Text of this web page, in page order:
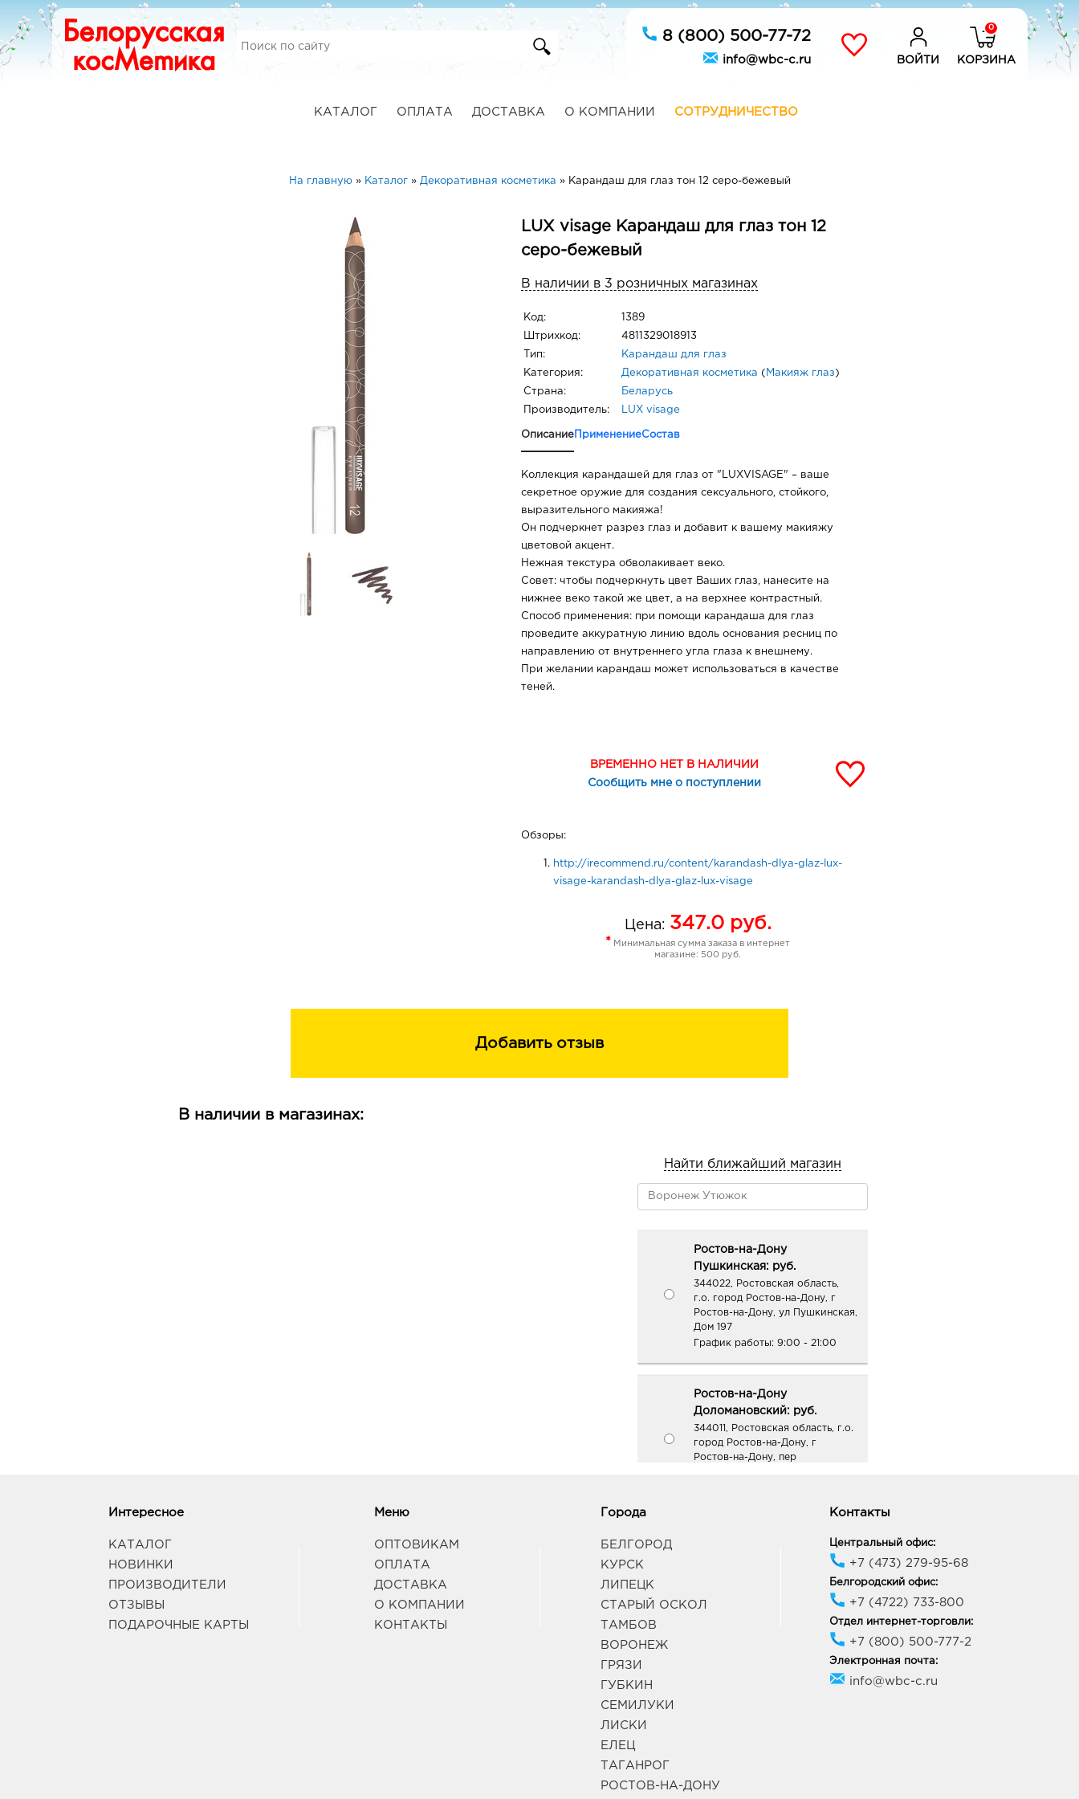
8 (800) 500-77-72
info@wbc-c.ru ВОЙТИ
0
КОРЗИНА
КАТАЛОГ ОПЛАТА ДОСТАВКА О КОМПАНИИ СОТРУДНИЧЕСТВО
На главную» Каталог» Декоративная косметика » Карандаш для глаз тон 12 серо-бежевый
LUX visage Карандаш для глаз тон 12
серо-бежевый
В наличии в 3 розничных магазинах
Код: 1389
Штрихкод: 4811329018913
Тип: Карандаш для глаз
Категория: Декоративная косметика ( Макияж глаз )
Страна: Беларусь
Производитель: LUX visage
Описание ПрименениеСостав
Коллекция карандашей для глаз от "LUXVISAGE" – ваше
секретное оружие для создания сексуального, стойкого,
выразительного макияжа!
Он подчеркнет разрез глаз и добавит к вашему макияжу
цветовой акцент.
Нежная текстура обволакивает веко.
Совет: чтобы подчеркнуть цвет Ваших глаз, нанесите на
нижнее веко такой же цвет, а на верхнее контрастный.
Способ применения: при помощи карандаша для глаз
проведите аккуратную линию вдоль основания ресниц по
направлению от внутреннего угла глаза к внешнему.
При желании карандаш может использоваться в качестве
теней.
ВРЕМЕННО НЕТ В НАЛИЧИИ
Сообщить мне о поступлении
Обзоры:
http://irecommend.ru/content/karandash-dlya-glaz-lux-
visage-karandash-dlya-glaz-lux-visage
Цена: 347.0руб.
* Минимальная сумма заказа в интернет
магазине: 500 руб.
Добавить отзыв
В наличии в магазинах:
Найти ближайший магазин
Ростов-на-Дону
Пушкинская: руб.
344022, Ростовская область,
г.о. город Ростов-на-Дону, г
Ростов-на-Дону, ул Пушкинская,
Дом 197
График работы: 9:00 - 21:00
Ростов-на-Дону
Доломановский: руб.
344011, Ростовская область, г.о.
город Ростов-на-Дону, г
Ростов-на-Дону, пер
Ростов-на-Дону, ул 339-й
Стрелковой Дивизии, Дом 29
9:00 - 20:00
Интересное
КАТАЛОГ
НОВИНКИ
ПРОИЗВОДИТЕЛИ
ОТЗЫВЫ
ПОДАРОЧНЫЕ КАРТЫ
Меню
ОПТОВИКАМ
ОПЛАТА
ДОСТАВКА
О КОМПАНИИ
КОНТАКТЫ
Города
БЕЛГОРОД
КУРСК
ЛИПЕЦК
СТАРЫЙ ОСКОЛ
ТАМБОВ
ВОРОНЕЖ
ГРЯЗИ
ГУБКИН
СЕМИЛУКИ
ЛИСКИ
ЕЛЕЦ
ТАГАНРОГ
РОСТОВ-НА-ДОНУ
Контакты
Центральный офис:
+7 (473) 279-95-68
Белгородский офис:
+7 (4722) 733-800
Отдел интернет-торговли:
+7 (800) 500-777-2
Электронная почта:
info@wbc-c.ru